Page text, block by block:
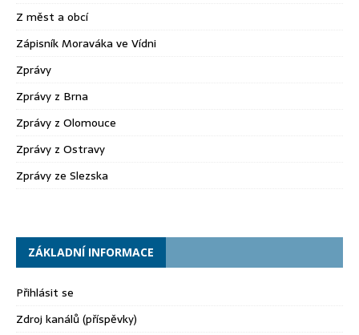
Z měst a obcí
Zápisník Moraváka ve Vídni
Zprávy
Zprávy z Brna
Zprávy z Olomouce
Zprávy z Ostravy
Zprávy ze Slezska
ZÁKLADNÍ INFORMACE
Přihlásit se
Zdroj kanálů (příspěvky)